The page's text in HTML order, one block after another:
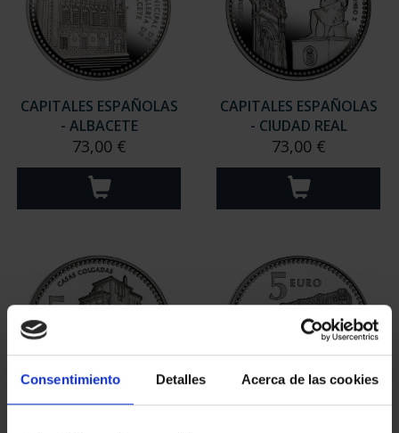
Consentimiento Detalles Acerca de las cookies
CAPITALES ESPAÑOLAS
- ALBACETE
73,00 €
CAPITALES ESPAÑOLAS
- CIUDAD REAL
73,00 €